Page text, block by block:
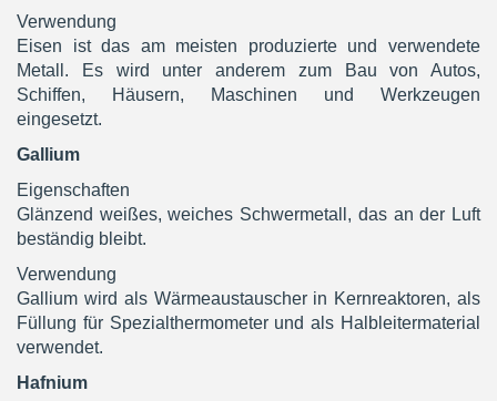
Verwendung
Eisen ist das am meisten produzierte und verwendete
Metall. Es wird unter anderem zum Bau von Autos,
Schiffen, Häusern, Maschinen und Werkzeugen
eingesetzt.
Gallium
Eigenschaften
Glänzend weißes, weiches Schwermetall, das an der Luft
beständig bleibt.
Verwendung
Gallium wird als Wärmeaustauscher in Kernreaktoren, als
Füllung für Spezialthermometer und als Halbleitermaterial
verwendet.
Hafnium